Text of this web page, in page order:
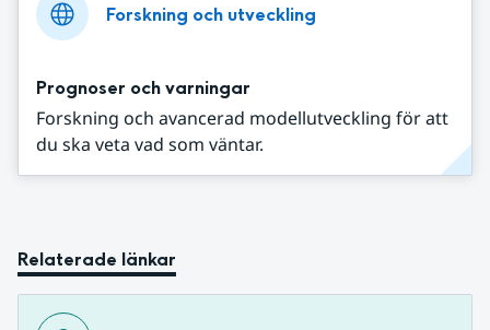
Forskning och utveckling
Prognoser och varningar
Forskning och avancerad modellutveckling för att
du ska veta vad som väntar.
Relaterade länkar